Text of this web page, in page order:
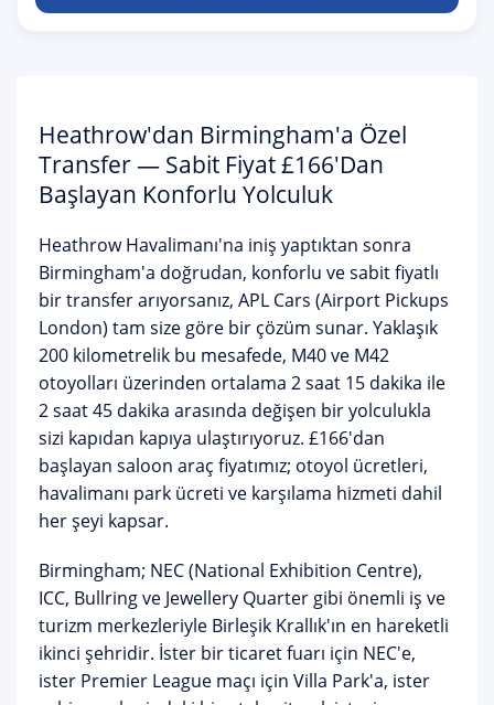
Heathrow'dan Birmingham'a Özel
Transfer — Sabit Fiyat £166'dan
Başlayan Konforlu Yolculuk
Heathrow Havalimanı'na iniş yaptıktan sonra
Birmingham'a doğrudan, konforlu ve sabit fiyatlı
bir transfer arıyorsanız, APL Cars (Airport Pickups
London) tam size göre bir çözüm sunar. Yaklaşık
200 kilometrelik bu mesafede, M40 ve M42
otoyolları üzerinden ortalama 2 saat 15 dakika ile
2 saat 45 dakika arasında değişen bir yolculukla
sizi kapıdan kapıya ulaştırıyoruz. £166'dan
başlayan saloon araç fiyatımız; otoyol ücretleri,
havalimanı park ücreti ve karşılama hizmeti dahil
her şeyi kapsar.
Birmingham; NEC (National Exhibition Centre),
ICC, Bullring ve Jewellery Quarter gibi önemli iş ve
turizm merkezleriyle Birleşik Krallık'ın en hareketli
ikinci şehridir. İster bir ticaret fuarı için NEC'e,
ister Premier League maçı için Villa Park'a, ister